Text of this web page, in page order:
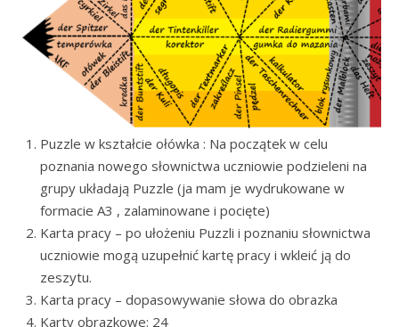
Puzzle w kształcie ołówka : Na początek w celu
poznania nowego słownictwa uczniowie podzieleni na
grupy układają Puzzle (ja mam je wydrukowane w
formacie A3 , zalaminowane i pocięte)
Karta pracy – po ułożeniu Puzzli i poznaniu słownictwa
uczniowie mogą uzupełnić kartę pracy i wkleić ją do
zeszytu.
Karta pracy – dopasowywanie słowa do obrazka
Karty obrazkowe: 24